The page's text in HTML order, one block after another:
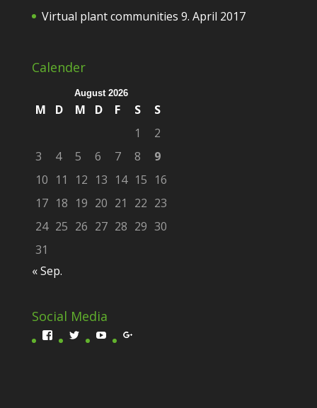
Virtual plant communities 9. April 2017
Calender
August 2026
M D M D F S
S
1
2
3
4 5 6 7 8
9
10 11 12 13 14 15 16
17 18 19 20 21 22 23
24 25 26 27 28 29 30
31
« Sep.
Social Media
Profil
von
Profil
von
Profil
von